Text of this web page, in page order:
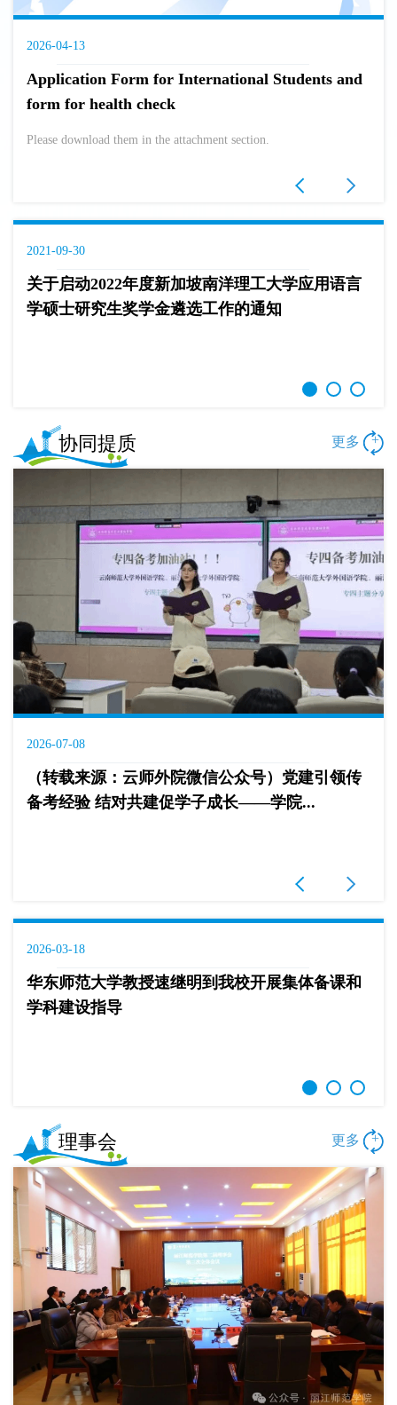
2026-04-13
Application Form for International Students and
form for health check
Please download them in the attachment section.
2021-09-30
关于启动2022年度新加坡南洋理工大学应用语言
学硕士研究生奖学金遴选工作的通知
协同提质 更多 +
2026-07-08
（转载来源：云师外院微信公众号）党建引领传
备考经验 结对共建促学子成长——学院...
2026-03-18
华东师范大学教授速继明到我校开展集体备课和
学科建设指导
理事会 更多 +